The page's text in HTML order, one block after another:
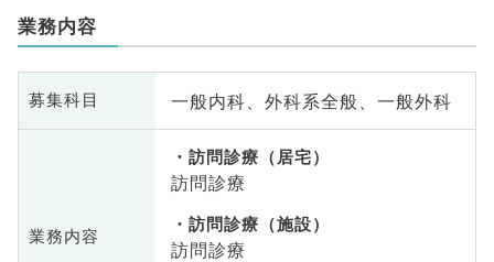
業務内容
募集科目 一般内科、外科系全般、一般外科
業務内容
訪問診療（居宅）
訪問診療
訪問診療（施設）
訪問診療